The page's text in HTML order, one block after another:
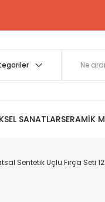
SANATLARSERAMİK
Sentetik Uçlu Fırça Seti